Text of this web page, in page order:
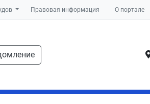
Правовая информация О портале